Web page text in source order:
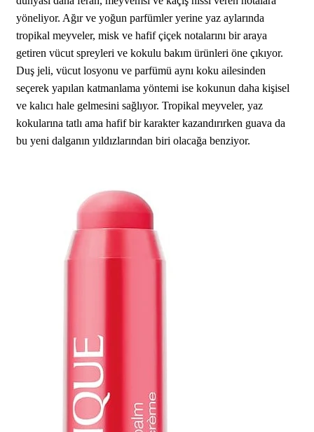
yöneliyor. Ağır ve yoğun parfümler yerine yaz aylarında
tropikal meyveler, misk ve hafif çiçek notalarını bir araya
getiren vücut spreyleri ve kokulu bakım ürünleri öne çıkıyor.
Duş jeli, vücut losyonu ve parfümü aynı koku ailesinden
seçerek yapılan katmanlama yöntemi ise kokunun daha kişisel
ve kalıcı hale gelmesini sağlıyor. Tropikal meyveler, yaz
kokularına tatlı ama hafif bir karakter kazandırırken guava da
bu yeni dalganın yıldızlarından biri olacağa benziyor.